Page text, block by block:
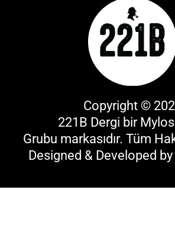
Copyright ©
221B Dergi bir Mylos
Grubu markasıdır. Tüm
Designed & Developed by